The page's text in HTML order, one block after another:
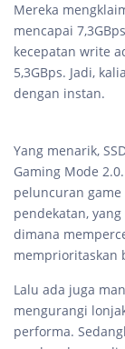
Mereka
mencapai
kecepatan write
5,3GBps. Jadi,
dengan instan.
Yang menarik,
Gaming Mode
peluncuran game
pendekatan,
dimana
memprioritaskan
Lalu ada juga
mengurangi
performa.